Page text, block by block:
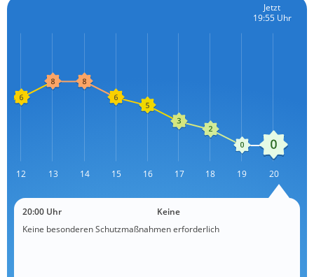
Jetzt
19:55 Uhr
12 13 14 15 16 17 18 19 20
20:00 Uhr
Keine
Keine besonderen Schutzmaßnahmen erforderlich